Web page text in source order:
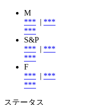
M
*** | ***
***
S&P
*** | ***
***
F
*** | ***
***
ステータス